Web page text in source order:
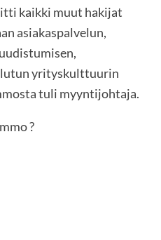
kaikki muut hakijat
asiakaspalvelun,
yrityskulttuurin
tuli myyntijohtaja.
?